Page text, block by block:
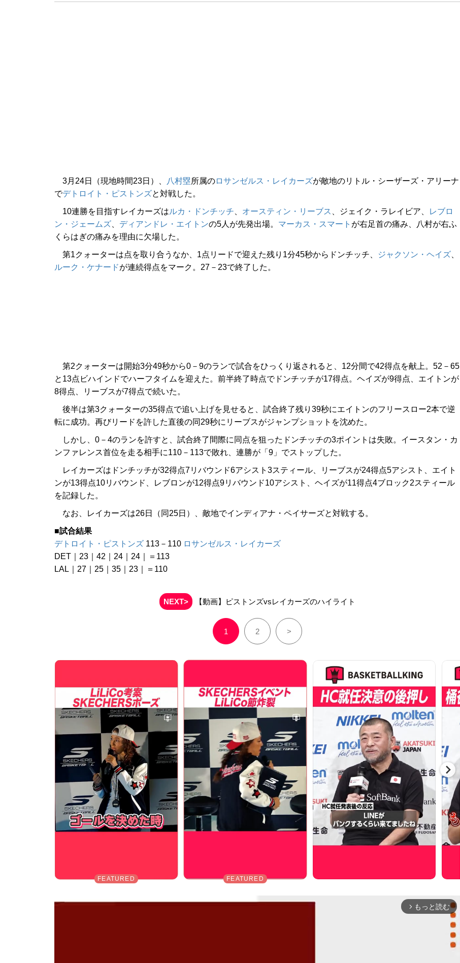
3月24日（現地時間23日）、 八村塁所属のロサンゼルス・レイカーズが敵地のリトル・シーザーズ・アリーナ
でデトロイト・ピストンズと対戦した。
10連勝を目指すレイカーズはルカ・ドンチッチ オースティン・リーブス 、ジェイク・ラレイビア、
レブロ
ン・ジェームズ
ディアンドレ・エイトンの5人が先発出場。 マーカス・スマート が右足首の痛み、八村が右ふ
くらはぎの痛みを理由に欠場した。
第1クォーターは点を取り合うなか、1点リードで迎えた残り1分45秒からドンチッチ、 ジャクソン・ヘイズ
ルーク・ケナードが連続得点をマーク。27－23で終了した。
第2クォーターは開始3分49秒から0－9のランで試合をひっくり返されると、12分間で42得点を献上。52－65
と13点ビハインドでハーフタイムを迎えた。前半終了時点でドンチッチが17得点。ヘイズが9得点、エイトンが
8得点、リーブスが7得点で続いた。
後半は第3クォーターの35得点で追い上げを見せると、試合終了残り39秒にエイトンのフリースロー2本で逆
転に成功。再びリードを許した直後の同29秒にリーブスがジャンプショットを沈めた。
しかし、0－4のランを許すと、試合終了間際に同点を狙ったドンチッチの3ポイントは失敗。イースタン・カ
ンファレンス首位を走る相手に110－113で敗れ、連勝が「9」でストップした。
レイカーズはドンチッチが32得点7リバウンド6アシスト3スティール、リーブスが24得点5アシスト、エイト
ンが13得点10リバウンド、レブロンが12得点9リバウンド10アシスト、ヘイズが11得点4ブロック2スティール
を記録した。
なお、レイカーズは26日（同25日）、敵地でインディアナ・ペイサーズと対戦する。
■試合結果
デトロイト・ピストンズ 113－110 ロサンゼルス・レイカーズ
DET｜23｜42｜24｜24｜＝113
LAL｜27｜25｜35｜23｜＝110
NEXT> 【動画】ピストンズvsレイカーズのハイライト
1 2 >
arrow_forward_ios もっと読む